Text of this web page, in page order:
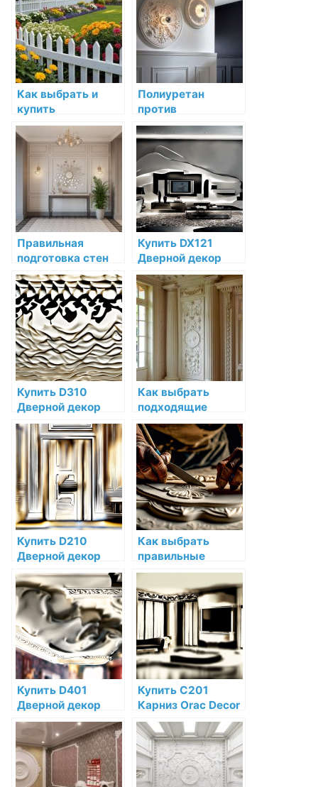
Как выбрать и
купить
пластиковый
декоративный
забор для клумб
оптом: подробное
руководство
Полиуретан
против
дюрополимера:
как выбрать
материал лепных
изделий
Правильная
подготовка стен
перед установкой
декоративной
лепнины
Купить DX121
Дверной декор
(DX121-2300) Orac
Decor
Дюрополимер по
низкой цене в
интернет-
магазине
Купить D310
Дверной декор
Orac Decor
Дюрополимер по
низкой цене в
интернет-
магазине
Как выбрать
подходящие
средства для
ухода за
декоративной
лепниной
Купить D210
Дверной декор
Orac Decor
Дюрополимер
Orac Decor по
низкой цене в
интернет-
магазине
Как выбрать
правильные
инструменты для
работы с
декоративной
лепниной
Купить D401
Дверной декор
Orac Decor
Полиуретан по
низкой цене в
интернет-
магазине
Купить C201
Карниз Orac Decor
Полиуретан Orac
Decor по низкой
цене в интернет-
магазине